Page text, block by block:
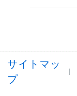
サイトマッ
プ